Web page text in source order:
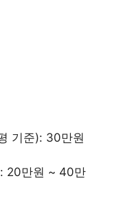
기준): 30만원
20만원 ~ 40만